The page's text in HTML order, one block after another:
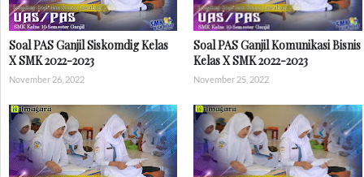
Soal PAS Ganjil Siskomdig Kelas
X SMK 2022-2023
November 26, 2022
Soal PAS Ganjil Komunikasi Bisnis
Kelas X SMK 2022-2023
November 25, 2022